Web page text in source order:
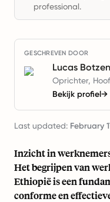
professional.
GESCHREVEN DOOR
Lucas Botzen
Oprichter,
Bekijk profiel→
Last updated: February
Inzicht in
Het begrijpen van
Ethiopië is een
conforme en